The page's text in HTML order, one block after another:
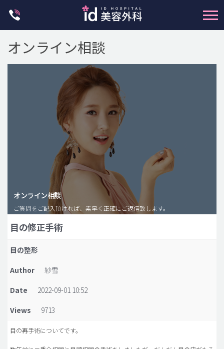
脂肪注入(アンチエイジング)
豊胸手術・バストアップ
プチ整形
idリアルストーリー
idニュース
病院紹介
安全整形
オンライン相談
オンライン相談
ご質問をご記入頂ければ、素早く正確にご返信致します。
目の修正手術
目の整形
Author
紗雪
Date
2022-09-01 10:52
Views
9713
目の再手術についてです。